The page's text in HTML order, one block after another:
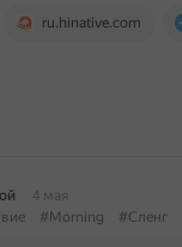
ru.hinative.com
4 мая
#Morning #Сленг